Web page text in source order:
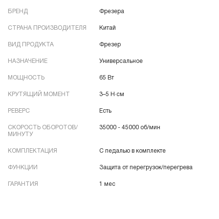
БРЕНД Фрезера
СТРАНА ПРОИЗВОДИТЕЛЯ Китай
ВИД ПРОДУКТА Фрезер
НАЗНАЧЕНИЕ Универсальное
МОЩНОСТЬ 65 Вт
КРУТЯЩИЙ МОМЕНТ 3–5 Н·см
РЕВЕРС Есть
СКОРОСТЬ ОБОРОТОВ/
МИНУТУ
35000 - 45000 об/мин
КОМПЛЕКТАЦИЯ С педалью в комплекте
ФУНКЦИИ Защита от перегрузок/перегрева
ГАРАНТИЯ 1 мес